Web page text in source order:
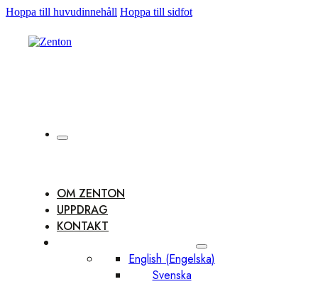
Hoppa till huvudinnehåll Hoppa till sidfot
OM ZENTON
UPPDRAG
KONTAKT
English (Engelska)
Svenska